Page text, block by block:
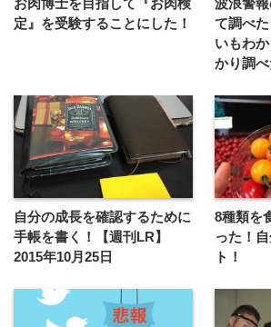
定』を受験することにした！
て調べ
いもわ
かり調べ
自分の成長を確認するために
手帳を書く！【週刊LR】
2015年10月25日
8種類を
った！
ト！